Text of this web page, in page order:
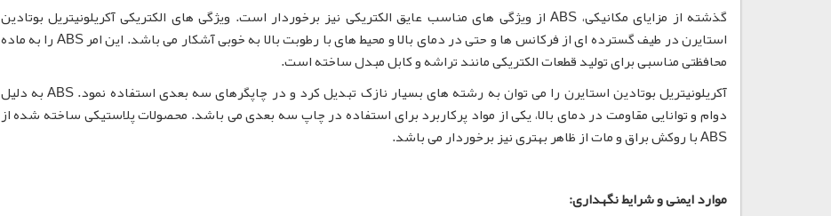
گذشته از مزایای مکانیکی، ABS از ویژگی های مناسب عایق الکتریکی نیز برخوردار است. ویژگی های الکتریکی آکریلونیتریل بوتادین
استایرن در طیف گسترده ای از فرکانس ها و حتی در دمای بالا و محیط های با رطوبت بالا به خوبی آشکار می باشد. این امر ABS را به ماده
محافظتی مناسبی برای تولید قطعات الکتریکی مانند تراشه و کابل مبدل ساخته است.
آکریلونیتریل بوتادین استایرن را می توان به رشته های بسیار نازک تبدیل کرد و در چاپگرهای سه بعدی استفاده نمود. ABS به دلیل
دوام و توانایی مقاومت در دمای بالا، یکی از مواد پرکاربرد برای استفاده در چاپ سه بعدی می باشد. محصولات پلاستیکی ساخته شده از
ABS با روکش براق و مات از ظاهر بهتری نیز برخوردار می باشد.
موارد ایمنی و شرایط نگهداری: